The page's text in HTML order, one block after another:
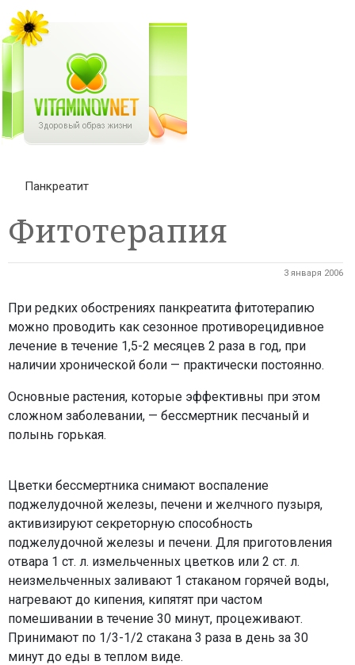
Панкреатит
Фитотерапия
3 января 2006
При редких обострениях панкреатита фитотерапию
можно проводить как сезонное противорецидивное
лечение в течение 1,5-2 месяцев 2 раза в год, при
наличии хронической боли — практически постоянно.
Основные растения, которые эффективны при этом
сложном заболевании, — бессмертник песчаный и
полынь горькая.
Цветки бессмертника снимают воспаление
поджелудочной железы, печени и желчного пузыря,
активизируют секреторную способность
поджелудочной железы и печени. Для приготовления
отвара 1 ст. л. измельченных цветков или 2 ст. л.
неизмельченных заливают 1 стаканом горячей воды,
нагревают до кипения, кипятят при частом
помешивании в течение 30 минут, процеживают.
Принимают по 1/3-1/2 стакана 3 раза в день за 30
минут до еды в теплом виде.